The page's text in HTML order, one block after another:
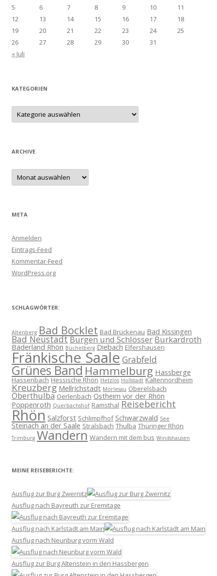
5
6 7 8 9 10
11
12
13 14 15 16 17
18
19
20 21 22 23 24
25
26
27 28 29 30
31
« Juli
KATEGORIEN
Kategorien
ARCHIVE
Archive
META
Anmelden
Eintrags-Feed
Kommentar-Feed
WordPress.org
SCHLAGWÖRTER:
Altenberg Bad Bocklet Bad Brückenau Bad Kissingen
Bad NeustadtBurgen und Schlösser Burkardroth
Bäderland Rhön Büchelberg Diebach Elfershausen
Fränkische Saale Grabfeld
Grünes BandHammelburg Hassberge
Hassenbach Hessische Rhön Hetzlos Hollstadt Kaltennordheim
Kreuzberg Mellrichstadt Morlesau Oberelsbach
Oberthulba Oerlenbach Ostheim vor der Rhön
Poppenroth Querbachshof Ramsthal Reisebericht
Rhön Salzforst Schlimpfhof Schwarzwald See
Steinach an der Saale Stralsbach Thulba Thüringer Rhön
Trimburg Wandern Wandern mit dem bus Windshausen
MEINE REISEBERICHTE:
Ausflug zur Burg Zwernitz
Ausflug nach Bayreuth zur Eremitage
Ausflug nach Karlstadt am Main
Ausflug nach Neunburg vorm Wald
Ausflug zur Burg Altenstein in den Hassbergen